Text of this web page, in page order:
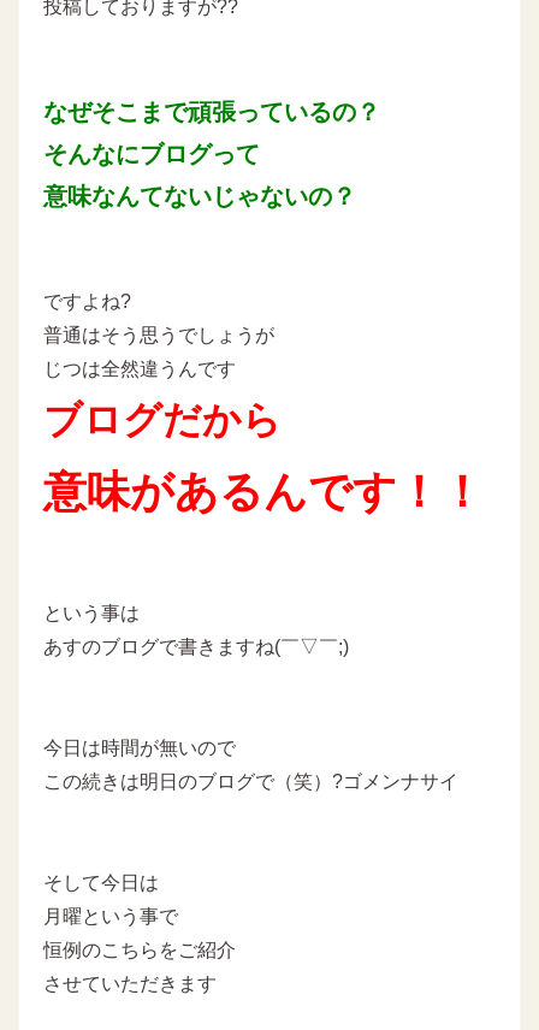
投稿しておりますが??
なぜそこまで頑張っているの？
そんなにブログって
意味なんてないじゃないの？
ですよね?
普通はそう思うでしょうが
じつは全然違うんです
ブログだから
意味があるんです！！
という事は
あすのブログで書きますね(￣▽￣;)
今日は時間が無いので
この続きは明日のブログで（笑）?ゴメンナサイ
そして今日は
月曜という事で
恒例のこちらをご紹介
させていただきます